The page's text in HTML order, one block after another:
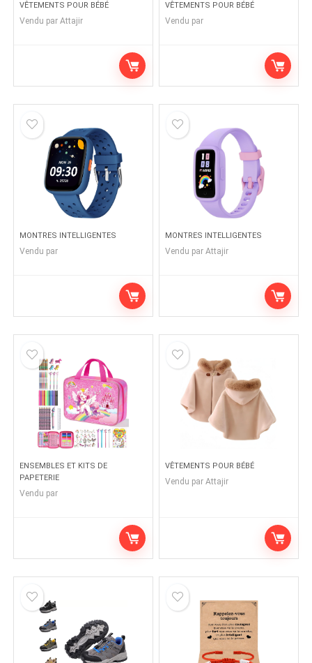
VÊTEMENTS POUR BÉBÉ
Vendu par Attajir
VÊTEMENTS POUR BÉBÉ
Vendu par
MONTRES INTELLIGENTES
Vendu par
MONTRES INTELLIGENTES
Vendu par Attajir
ENSEMBLES ET KITS DE
PAPETERIE
Vendu par
VÊTEMENTS POUR BÉBÉ
Vendu par Attajir